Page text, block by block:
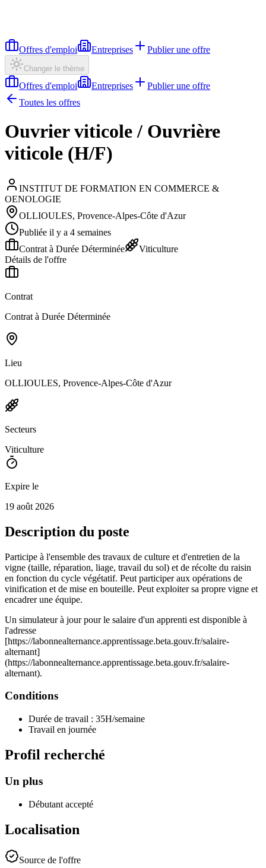
Offres d'emploi Entreprises Publier une offre
Changer le thème
Offres d'emploi Entreprises
Publier une offre
Toutes les offres
Ouvrier viticole / Ouvrière
viticole (H/F)
INSTITUT DE FORMATION EN COMMERCE &
OENOLOGIE
OLLIOULES, Provence-Alpes-Côte d'Azur
Publiée il y a 4 semaines
Contrat à Durée Déterminée
Viticulture
Détails de l'offre
Contrat
Contrat à Durée Déterminée
Lieu
OLLIOULES, Provence-Alpes-Côte d'Azur
Secteurs
Viticulture
Expire le
19 août 2026
Description du poste
Participe à l'ensemble des travaux de culture et d'entretien de la
vigne (taille, réparation, liage, travail du sol) et de récolte du raisin
en fonction du cycle végétatif. Peut participer aux opérations de
vinification et de mise en bouteille. Peut exploiter sa propre vigne et
encadrer une équipe.
Un simulateur à jour pour le salaire d'un apprenti est disponible à
l'adresse
[https://labonnealternance.apprentissage.beta.gouv.fr/salaire-
alternant]
(https://labonnealternance.apprentissage.beta.gouv.fr/salaire-
alternant).
Conditions
Durée de travail : 35H/semaine
Travail en journée
Profil recherché
Un plus
Débutant accepté
Localisation
Source de l'offre